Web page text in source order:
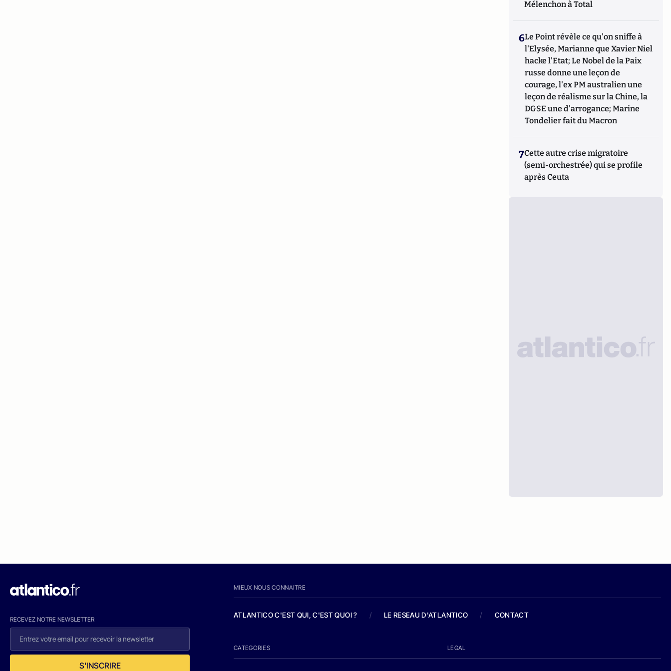
Mélenchon à Total
6Le Point révèle ce qu'on sniffe à
l'Elysée, Marianne que Xavier Niel
hacke l'Etat; Le Nobel de la Paix
russe donne une leçon de
courage, l'ex PM australien une
leçon de réalisme sur la Chine, la
DGSE une d'arrogance; Marine
Tondelier fait du Macron
7Cette autre crise migratoire
(semi-orchestrée) qui se profile
après Ceuta
RECEVEZ NOTRE NEWSLETTER
S'INSCRIRE
MIEUX NOUS CONNAITRE
ATLANTICO C'EST QUI, C'EST QUOI ? / LE RESEAU D'ATLANTICO / CONTACT
CATEGORIES LEGAL